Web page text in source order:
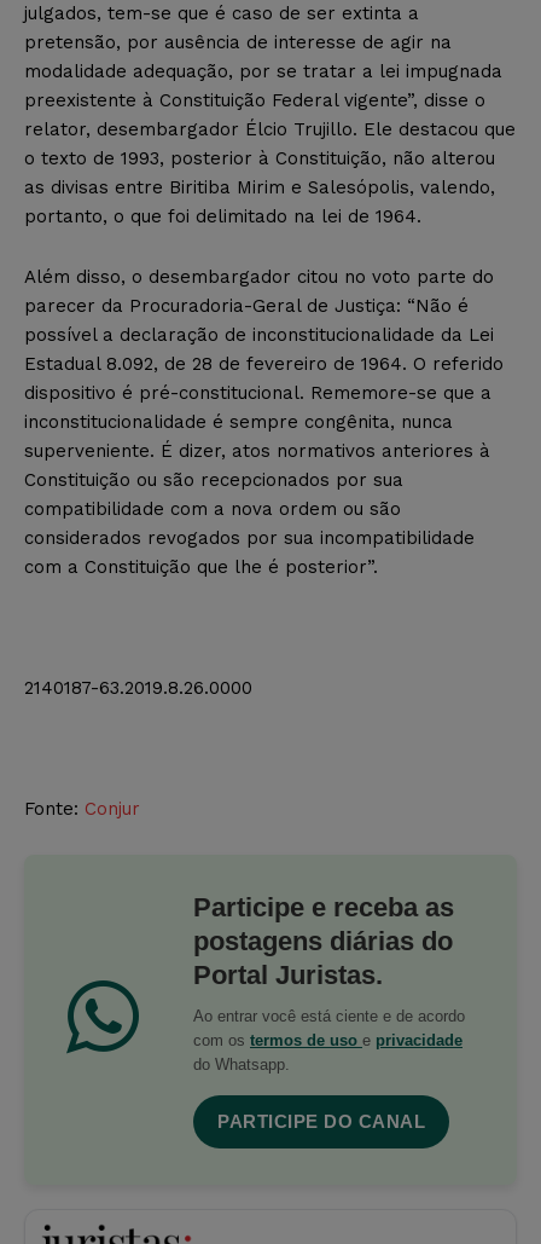
julgados, tem-se que é caso de ser extinta a
pretensão, por ausência de interesse de agir na
modalidade adequação, por se tratar a lei impugnada
preexistente à Constituição Federal vigente”, disse o
relator, desembargador Élcio Trujillo. Ele destacou que
o texto de 1993, posterior à Constituição, não alterou
as divisas entre Biritiba Mirim e Salesópolis, valendo,
portanto, o que foi delimitado na lei de 1964.
Além disso, o desembargador citou no voto parte do
parecer da Procuradoria-Geral de Justiça: “Não é
possível a declaração de inconstitucionalidade da Lei
Estadual 8.092, de 28 de fevereiro de 1964. O referido
dispositivo é pré-constitucional. Rememore-se que a
inconstitucionalidade é sempre congênita, nunca
superveniente. É dizer, atos normativos anteriores à
Constituição ou são recepcionados por sua
compatibilidade com a nova ordem ou são
considerados revogados por sua incompatibilidade
com a Constituição que lhe é posterior”.
2140187-63.2019.8.26.0000
Fonte: Conjur
Participe e receba as
postagens diárias do
Portal Juristas.
Ao entrar você está ciente e de acordo
com os termos de uso e privacidade
do Whatsapp.
PARTICIPE DO CANAL